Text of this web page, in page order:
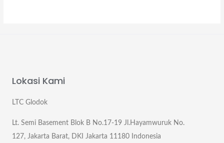
Lokasi Kami
LTC Glodok
Lt. Semi Basement Blok B No.17-19 Jl.Hayamwuruk No.
127, Jakarta Barat, DKI Jakarta 11180 Indonesia